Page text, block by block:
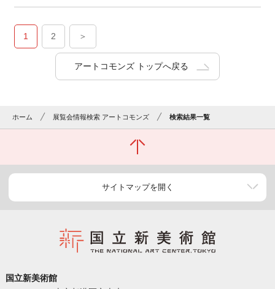
1 2 ＞
アートコモンズ トップへ戻る
ホーム 展覧会情報検索 アートコモンズ 検索結果一覧
サイトマップを開く
国立新美術館